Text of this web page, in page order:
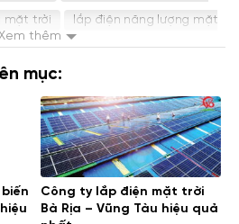
thêm
mặt trời lắp điện năng lượng mặt
năng lượng mặt trời bãi đỗ xe lắp
xe lắp điện năng lượng mặt
trời điện mặt trời bãi đậu xe
điện mặt trời nhà xe điện năng
mục:
Công ty lắp điện mặt trời
Bà Rịa – Vũng Tàu hiệu quả